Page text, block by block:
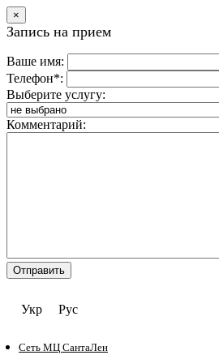
×
Запись на прием
Ваше имя:
Телефон*:
Выберите услугу:
Комментарий:
Укр Рус
Сеть МЦ СантаЛен